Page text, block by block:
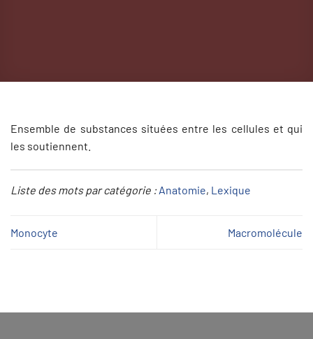
Ensemble de substances situées entre les cellules et qui
les soutiennent.
Liste des mots par catégorie :Anatomie, Lexique
Monocyte Macromolécule